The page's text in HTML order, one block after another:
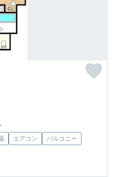
エアコン
バルコニー